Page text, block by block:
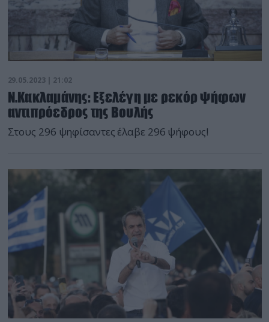
29.05.2023 | 21:02
Ν.Κακλαμάνης: Εξελέγη με ρεκόρ ψήφων
αντιπρόεδρος της Βουλής
Στους 296 ψηφίσαντες έλαβε 296 ψήφους!